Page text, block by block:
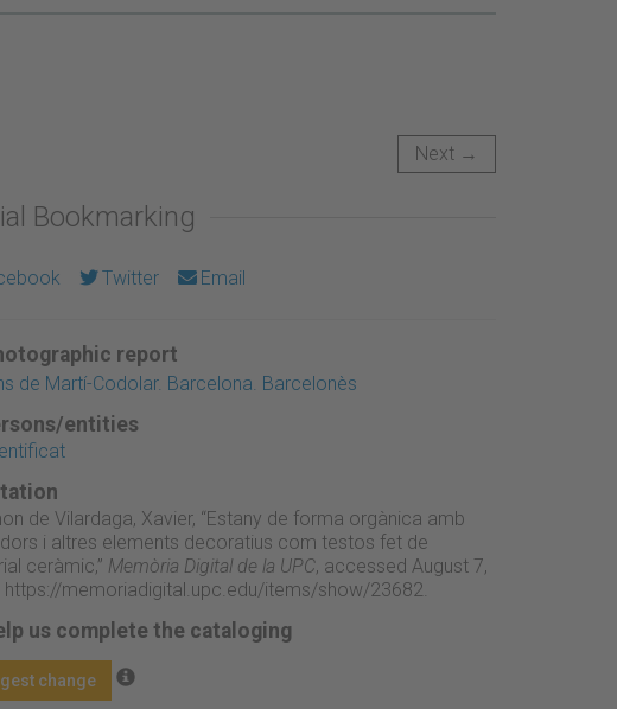
Next →
Bookmarking
Twitter Email
report
de Martí-Codolar. Barcelona. Barcelonès
entities
de Vilardaga, Xavier, “Estany de forma orgànica amb
i altres elements decoratius com testos fet de
ceràmic,” Memòria Digital de la UPC, accessed August 7,
https://memoriadigital.upc.edu/items/show/23682
us complete the cataloging
change